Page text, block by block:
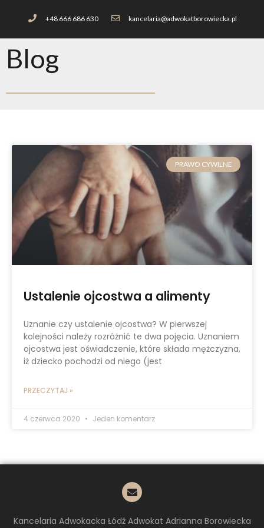
+48 666 686 630 kancelaria@adwokatborowiecka.pl
Blog
PRAWO CYWILNE
Ustalenie ojcostwa a alimenty
Uznanie czy ustalenie ojcostwa? W pierwszej
kolejności należy rozróżnić te dwa pojęcia. Uznaniem
ojcostwa jest oświadczenie, które składa mężczyzna,
iż dziecko pochodzi od niego (jest
PRZECZYTAJ »
4 czerwca 2020 Jeden komentarz
Kancelaria Adwokacka Łódź Adwokat Adrianna Borowiecka